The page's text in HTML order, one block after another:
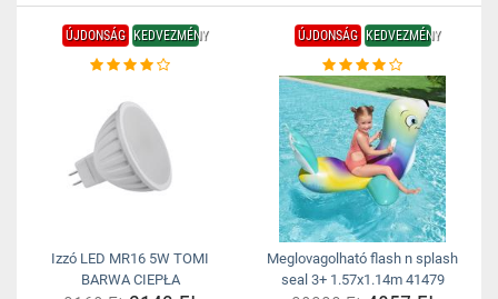
ÚJDONSÁG KEDVEZMÉNY
Izzó LED MR16 5W TOMI
BARWA CIEPŁA
ÚJDONSÁG KEDVEZMÉNY
Meglovagolható flash n splash
seal 3+ 1.57x1.14m 41479